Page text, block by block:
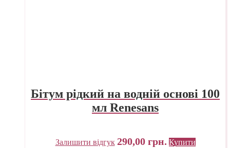
Бітум рідкий на водній основі 100
мл Renesans
Залишити відгук 290,00 грн. Купити